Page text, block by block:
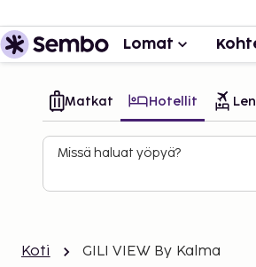
Lomat
Matkat Hotellit
Missä haluat yöpyä?
Koti GILI VIEW By Kalma